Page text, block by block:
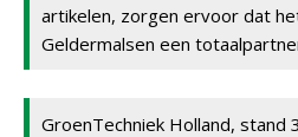
artikelen, zorgen ervoor dat
Geldermalsen een
GroenTechniek Holland, stand